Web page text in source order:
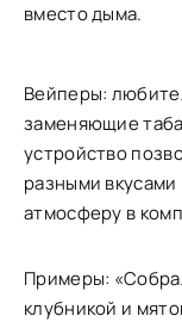
вместо дыма.
Вейперы:
заменяющие
устройство
разными
атмосферу в
Примеры:
клубникой и